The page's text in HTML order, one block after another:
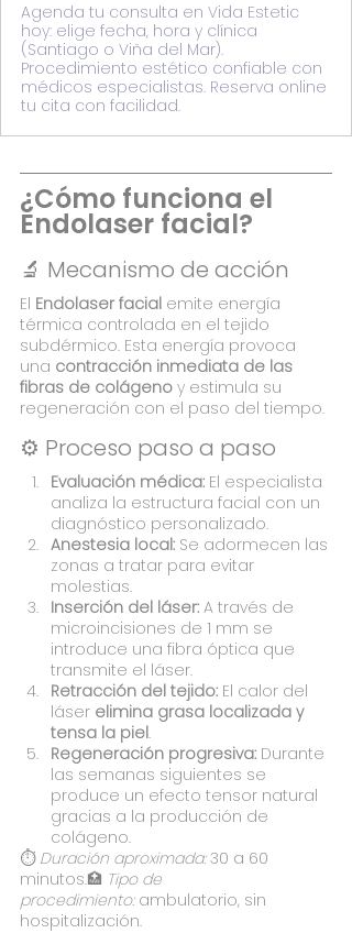
Agenda tu consulta en Vida Estetic
hoy: elige fecha, hora y clínica
(Santiago o Viña del Mar).
Procedimiento estético confiable con
médicos especialistas. Reserva online
tu cita con facilidad.
¿Cómo funciona el
Endolaser facial?
🔬 Mecanismo de acción
El Endolaser facial emite energía
térmica controlada en el tejido
subdérmico. Esta energía provoca
una contracción inmediata de las
fibras de colágeno y estimula su
regeneración con el paso del tiempo.
⚙️ Proceso paso a paso
Evaluación médica: El especialista
analiza la estructura facial con un
diagnóstico personalizado.
Anestesia local: Se adormecen las
zonas a tratar para evitar
molestias.
Inserción del láser: A través de
microincisiones de 1 mm se
introduce una fibra óptica que
transmite el láser.
Retracción del tejido: El calor del
láser elimina grasa localizada y
tensa la piel.
Regeneración progresiva: Durante
las semanas siguientes se
produce un efecto tensor natural
gracias a la producción de
colágeno.
⏱ Duración aproximada: 30 a 60
minutos.🏥 Tipo de
procedimiento: ambulatorio, sin
hospitalización.